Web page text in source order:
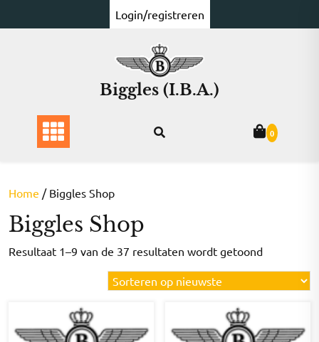
naar
Login/registreren
Biggles (I.B.A.)
0
Home / Biggles Shop
Biggles Shop
Resultaat 1–9 van de 37 resultaten wordt getoondGesorteerd
op
nieuwste